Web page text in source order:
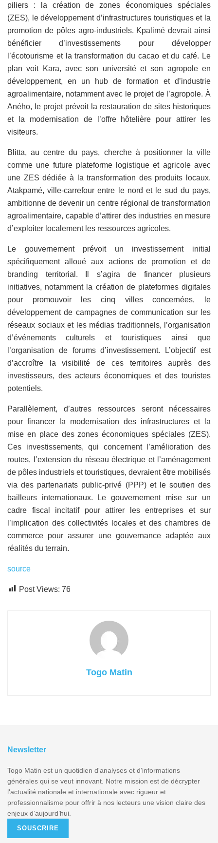
piliers : la création de zones économiques spéciales
(ZES), le développement d’infrastructures touristiques et la
promotion de pôles agro-industriels. Kpalimé devrait ainsi
bénéficier d’investissements pour développer
l’écotourisme et la transformation du cacao et du café. Le
plan voit Kara, avec son université et son agropole en
développement, en un hub de formation et d’industrie
agroalimentaire, notamment avec le projet de l’agropole. À
Aného, le projet prévoit la restauration de sites historiques
et la modernisation de l’offre hôtelière pour attirer les
visiteurs.
Blitta, au centre du pays, cherche à positionner la ville
comme une future plateforme logistique et agricole avec
une ZES dédiée à la transformation des produits locaux.
Atakpamé, ville-carrefour entre le nord et le sud du pays,
ambitionne de devenir un centre régional de transformation
agroalimentaire, capable d’attirer des industries en mesure
d’exploiter localement les ressources agricoles.
Le gouvernement prévoit un investissement initial
spécifiquement alloué aux actions de promotion et de
branding territorial. Il s’agira de financer plusieurs
initiatives, notamment la création de plateformes digitales
pour promouvoir les cinq villes concernées, le
développement de campagnes de communication sur les
réseaux sociaux et les médias traditionnels, l’organisation
d’événements culturels et touristiques ainsi que
l’organisation de forums d’investissement. L’objectif est
d’accroître la visibilité de ces territoires auprès des
investisseurs, des acteurs économiques et des touristes
potentiels.
Parallèlement, d’autres ressources seront nécessaires
pour financer la modernisation des infrastructures et la
mise en place des zones économiques spéciales (ZES).
Ces investissements, qui concernent l’amélioration des
routes, l’extension du réseau électrique et l’aménagement
de pôles industriels et touristiques, devraient être mobilisés
via des partenariats public-privé (PPP) et le soutien des
bailleurs internationaux. Le gouvernement mise sur un
cadre fiscal incitatif pour attirer les entreprises et sur
l’implication des collectivités locales et des chambres de
commerce pour assurer une gouvernance adaptée aux
réalités du terrain.
source
Post Views: 76
Togo Matin
Newsletter
Togo Matin est un quotidien d'analyses et d'informations
générales qui se veut innovant. Notre mission est de décrypter
l'actualité nationale et internationale avec rigueur et
professionnalisme pour offrir à nos lecteurs une vision claire des
enjeux d’aujourd’hui.
SOUSCRIRE